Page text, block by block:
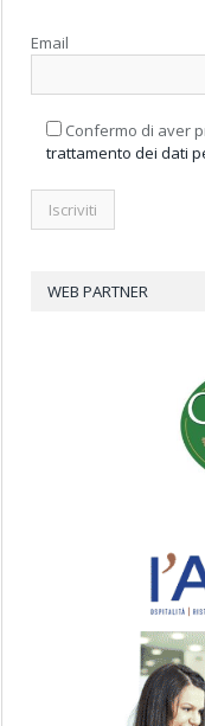
Email
Confermo di aver
trattamento dei dati
WEB PARTNER